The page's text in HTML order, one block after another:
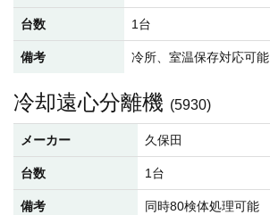
台数 1台
備考 冷所、室温保存対応可能
冷却遠心分離機 (5930)
メーカー 久保田
台数 1台
備考 同時80検体処理可能